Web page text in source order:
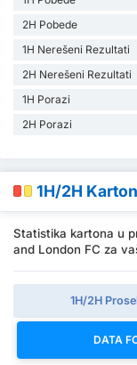
2H Pobede
1H Nerešeni Rezultati
2H Nerešeni Rezultati
1H Porazi
2H Porazi
1H/2H
Statistika kartona u
and London FC za
1H/2H
DATA